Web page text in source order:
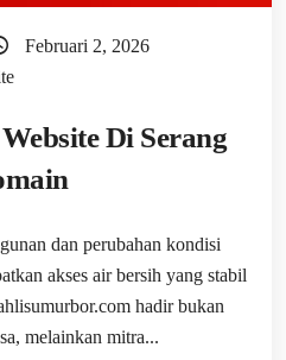
Februari 2, 2026
Di Serang
dan perubahan kondisi
akses air bersih yang stabil
hadir bukan
melainkan mitra...